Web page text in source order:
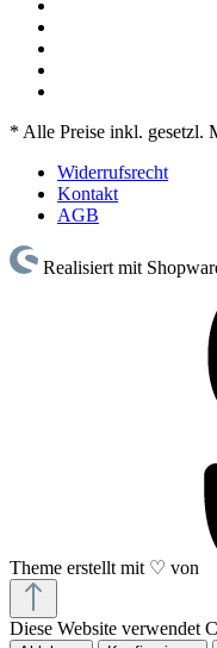
* Alle Preise inkl. gesetzl.
Widerrufsrecht
Kontakt
AGB
Realisiert mit
Theme erstellt mit ♡ von
Diese Website verwendet